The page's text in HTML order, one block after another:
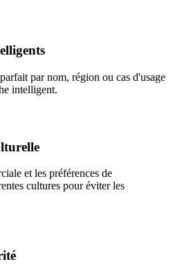
par nom, région ou cas d'usage
intelligent.
et les préférences de
cultures pour éviter les